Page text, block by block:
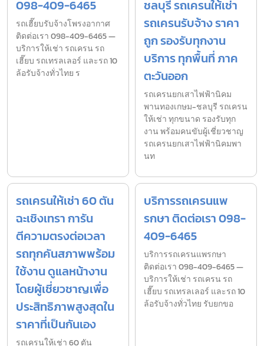
098-409-6465
รถเฮี๊ยบรับจ้างโพรงอากาศ
ติดต่อเรา 098-409-6465 —
บริการให้เช่า รถเครน รถ
เฮี๊ยบ รถเทรลเลอร์ และรถ 10
ล้อรับจ้างทั่วไทย ร
ชลบุรี รถเครนให้เช่า
รถเครนรับจ้าง ราคา
ถูก รองรับทุกงาน
บริการ ทุกพื้นที่ ภาค
ตะวันออก
รถเครนยกเสาไฟฟ้านิคม
พานทองเกษม-ชลบุรี รถเครน
ให้เช่า ทุกขนาด รองรับทุก
งาน พร้อมคนขับผู้เชี่ยวชาญ
รถเครนยกเสาไฟฟ้านิคมพา
นท
รถเครนให้เช่า 60 ตัน
ฉะเชิงเทรา การัน
ตีความตรงต่อเวลา
รถทุกคันสภาพพร้อม
ใช้งาน ดูแลหน้างาน
โดยผู้เชี่ยวชาญเพื่อ
ประสิทธิภาพสูงสุดใน
ราคาที่เป็นกันเอง
รถเครนให้เช่า 60 ตัน
บริการรถเครนแพ
รกษา ติดต่อเรา 098-
409-6465
บริการรถเครนแพรกษา
ติดต่อเรา 098-409-6465 —
บริการให้เช่า รถเครน รถ
เฮี๊ยบ รถเทรลเลอร์ และรถ 10
ล้อรับจ้างทั่วไทย รับยกขอ